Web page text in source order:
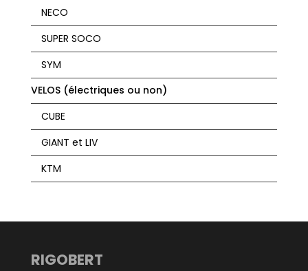
NECO
SUPER SOCO
SYM
VELOS (électriques ou non)
CUBE
GIANT et LIV
KTM
RIGOBERT